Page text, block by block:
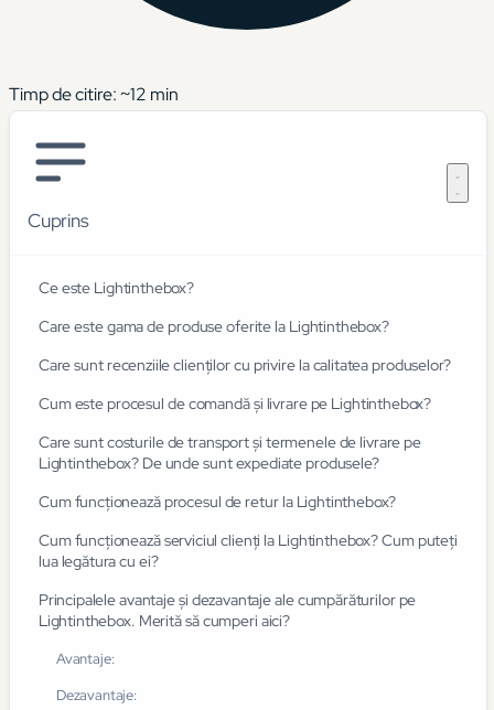
Timp de citire: ~12 min
Cuprins
Ce este Lightinthebox?
Care este gama de produse oferite la Lightinthebox?
Care sunt recenziile clienților cu privire la calitatea produselor?
Cum este procesul de comandă și livrare pe Lightinthebox?
Care sunt costurile de transport și termenele de livrare pe
Lightinthebox? De unde sunt expediate produsele?
Cum funcționează procesul de retur la Lightinthebox?
Cum funcționează serviciul clienți la Lightinthebox? Cum puteți
lua legătura cu ei?
Principalele avantaje și dezavantaje ale cumpărăturilor pe
Lightinthebox. Merită să cumperi aici?
Avantaje:
Dezavantaje: